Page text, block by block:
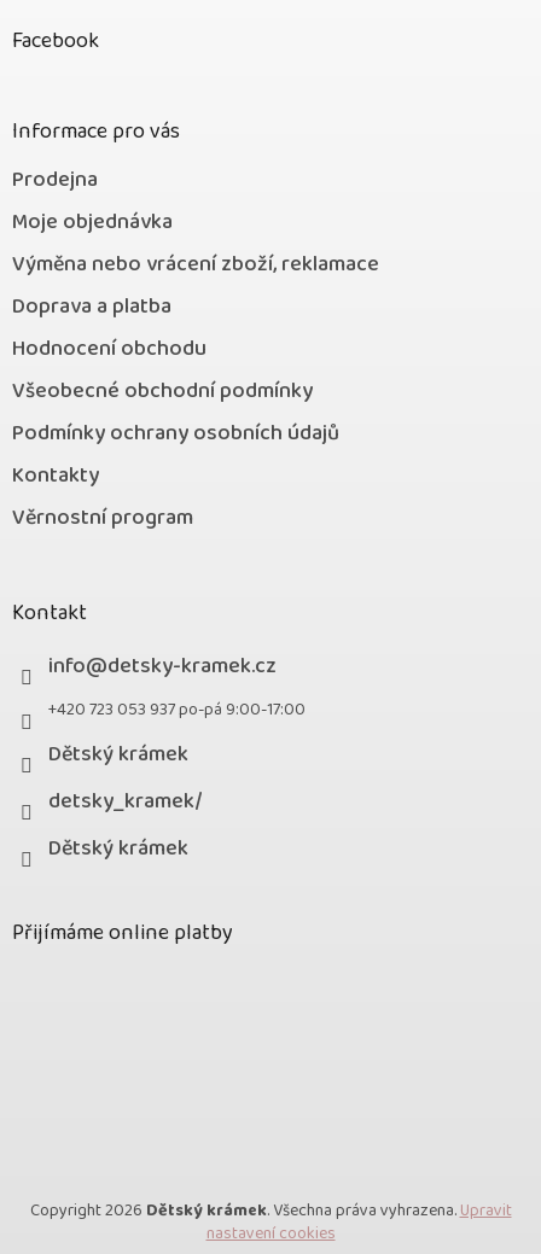
Facebook
Informace pro vás
Prodejna
Moje objednávka
Výměna nebo vrácení zboží, reklamace
Doprava a platba
Hodnocení obchodu
Všeobecné obchodní podmínky
Podmínky ochrany osobních údajů
Kontakty
Věrnostní program
Kontakt
info@detsky-kramek.cz
+420 723 053 937 po-pá 9:00-17:00
Dětský krámek
detsky_kramek/
Dětský krámek
Přijímáme online platby
Copyright 2026 Dětský krámek. Všechna práva vyhrazena.Upravit
nastavení cookies